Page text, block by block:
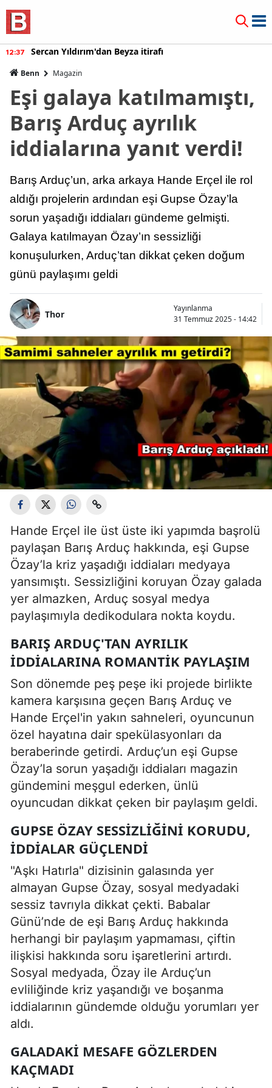
12:37 Sercan Yıldırım'dan Beyza itirafı
Benn Magazin
Eşi galaya katılmamıştı,
Barış Arduç ayrılık
iddialarına yanıt verdi!
Barış Arduç’un, arka arkaya Hande Erçel ile rol
aldığı projelerin ardından eşi Gupse Özay’la
sorun yaşadığı iddiaları gündeme gelmişti.
Galaya katılmayan Özay’ın sessizliği
konuşulurken, Arduç’tan dikkat çeken doğum
günü paylaşımı geldi
Thor
Yayınlanma
31 Temmuz 2025 - 14:42
Hande Erçel ile üst üste iki yapımda başrolü
paylaşan Barış Arduç hakkında, eşi Gupse
Özay’la kriz yaşadığı iddiaları medyaya
yansımıştı. Sessizliğini koruyan Özay galada
yer almazken, Arduç sosyal medya
paylaşımıyla dedikodulara nokta koydu.
BARIŞ ARDUÇ'TAN AYRILIK
İDDIALARINA ROMANTIK PAYLAŞIM
Son dönemde peş peşe iki projede birlikte
kamera karşısına geçen Barış Arduç ve
Hande Erçel'in yakın sahneleri, oyuncunun
özel hayatına dair spekülasyonları da
beraberinde getirdi. Arduç’un eşi Gupse
Özay’la sorun yaşadığı iddiaları magazin
gündemini meşgul ederken, ünlü
oyuncudan dikkat çeken bir paylaşım geldi.
GUPSE ÖZAY SESSIZLIĞINI KORUDU,
İDDIALAR GÜÇLENDI
"Aşkı Hatırla" dizisinin galasında yer
almayan Gupse Özay, sosyal medyadaki
sessiz tavrıyla dikkat çekti. Babalar
Günü’nde de eşi Barış Arduç hakkında
herhangi bir paylaşım yapmaması, çiftin
ilişkisi hakkında soru işaretlerini artırdı.
Sosyal medyada, Özay ile Arduç’un
evliliğinde kriz yaşandığı ve boşanma
iddialarının gündemde olduğu yorumları yer
aldı.
GALADAKI MESAFE GÖZLERDEN
KAÇMADI